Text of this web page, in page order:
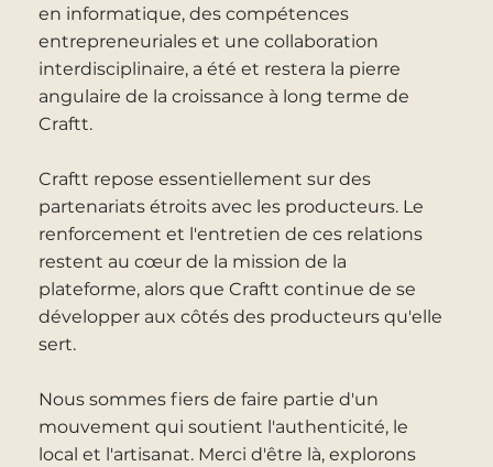
en informatique, des compétences
entrepreneuriales et une collaboration
interdisciplinaire, a été et restera la pierre
angulaire de la croissance à long terme de
Craftt.
Craftt repose essentiellement sur des
partenariats étroits avec les producteurs. Le
renforcement et l'entretien de ces relations
restent au cœur de la mission de la
plateforme, alors que Craftt continue de se
développer aux côtés des producteurs qu'elle
sert.
Nous sommes fiers de faire partie d'un
mouvement qui soutient l'authenticité, le
local et l'artisanat. Merci d'être là, explorons